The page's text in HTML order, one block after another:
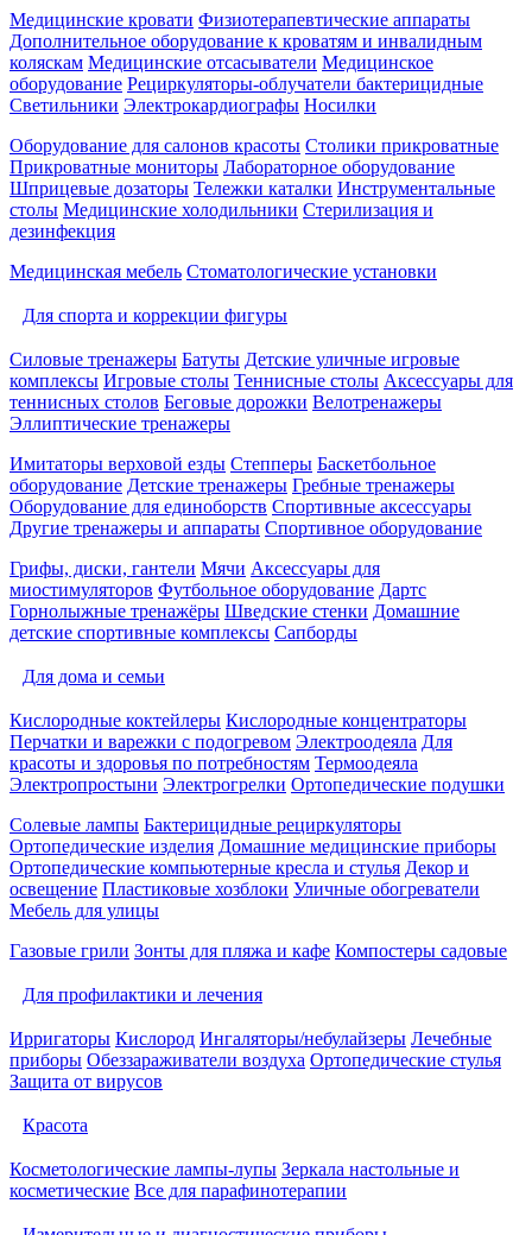
Медицинские кровати Физиотерапевтические аппараты
Дополнительное оборудование к кроватям и инвалидным
коляскам Медицинские отсасыватели Медицинское
оборудование Рециркуляторы-облучатели бактерицидные
Светильники Электрокардиографы Носилки
Оборудование для салонов красоты Столики прикроватные
Прикроватные мониторы Лабораторное оборудование
Шприцевые дозаторы Тележки каталки Инструментальные
столы Медицинские холодильники Стерилизация и
дезинфекция
Медицинская мебель Стоматологические установки
Для спорта и коррекции фигуры
Силовые тренажеры Батуты Детские уличные игровые
комплексы Игровые столы Теннисные столы Аксессуары для
теннисных столов Беговые дорожки Велотренажеры
Эллиптические тренажеры
Имитаторы верховой езды Степперы Баскетбольное
оборудование Детские тренажеры Гребные тренажеры
Оборудование для единоборств Спортивные аксессуары
Другие тренажеры и аппараты Спортивное оборудование
Грифы, диски, гантели Мячи Аксессуары для
миостимуляторов Футбольное оборудование Дартс
Горнолыжные тренажёры Шведские стенки Домашние
детские спортивные комплексы Сапборды
Для дома и семьи
Кислородные коктейлеры Кислородные концентраторы
Перчатки и варежки с подогревом Электроодеяла Для
красоты и здоровья по потребностям Термоодеяла
Электропростыни Электрогрелки Ортопедические подушки
Солевые лампы Бактерицидные рециркуляторы
Ортопедические изделия Домашние медицинские приборы
Ортопедические компьютерные кресла и стулья Декор и
освещение Пластиковые хозблоки Уличные обогреватели
Мебель для улицы
Газовые грили Зонты для пляжа и кафе Компостеры садовые
Для профилактики и лечения
Ирригаторы Кислород Ингаляторы/небулайзеры Лечебные
приборы Обеззараживатели воздуха Ортопедические стулья
Защита от вирусов
Красота
Косметологические лампы-лупы Зеркала настольные и
косметические Все для парафинотерапии